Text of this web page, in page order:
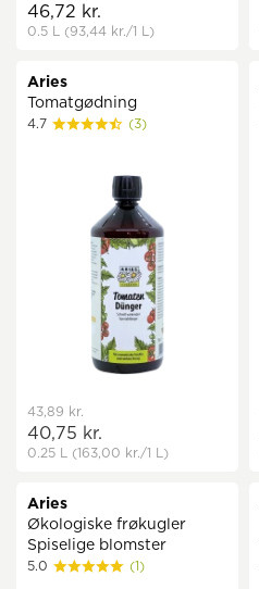
46,72 kr.
0.5 L (93,44 kr./1 L)
Aries
Tomatgødning
4.7 (3)
43,89 kr.
40,75 kr.
0.25 L (163,00 kr./1 L)
Aries
Økologiske frøkugler
Spiselige blomster
5.0 (1)